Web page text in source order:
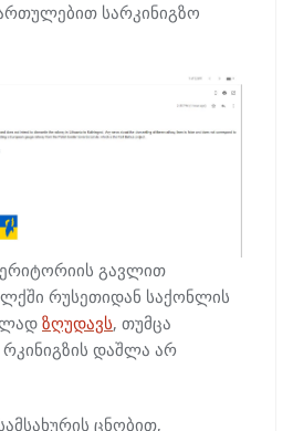
სარკინიგზო
გავლით
რუსეთიდან საქონლის
ზღუდავს, თუმცა
რკინიგზის დაშლა არ
ცნობით,